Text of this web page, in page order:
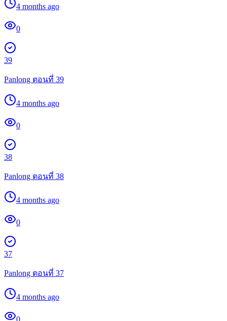
4 months ago
0
39
Panlong ตอนที่ 39
4 months ago
0
38
Panlong ตอนที่ 38
4 months ago
0
37
Panlong ตอนที่ 37
4 months ago
0